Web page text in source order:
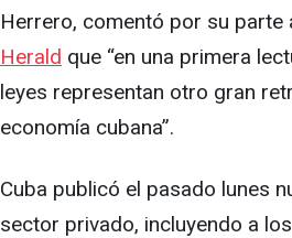
Herrero, comentó por su parte
Herald que “en una primera
leyes representan otro gran
economía cubana”.
Cuba publicó el pasado lunes
sector privado, incluyendo a